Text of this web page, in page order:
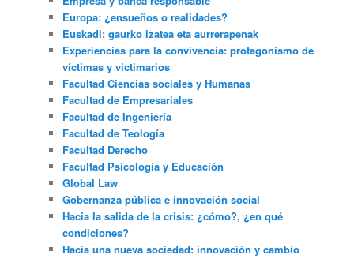
Europa: ¿ensueños o realidades?
Euskadi: gaurko izatea eta aurrerapenak
Experiencias para la convivencia: protagonismo de
víctimas y victimarios
Facultad Ciencias sociales y Humanas
Facultad de Empresariales
Facultad de Ingeniería
Facultad de Teología
Facultad Derecho
Facultad Psicología y Educación
Global Law
Gobernanza pública e innovación social
Hacia la salida de la crisis: ¿cómo?, ¿en qué
condiciones?
Hacia una nueva sociedad: innovación y cambio